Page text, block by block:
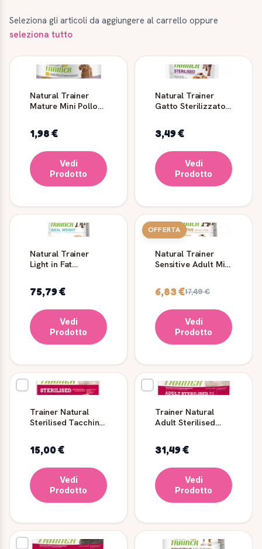
Seleziona gli articoli da aggiungere al carrello oppure
seleziona tutto
Natural Trainer
Mature Mini Pollo
1,98 €
Vedi
Prodotto
Natural Trainer
Gatto Sterilizzato
3,49 €
Vedi
Prodotto
Natural Trainer
Light in Fat
con Carni bianche
75,79 €
Vedi
Prodotto
OFFERTA
Natural Trainer
Sensitive Adult Mini
6,83 €17,49 €
Vedi
Prodotto
Trainer Natural
Sterilised Tacchino
15,00 €
Vedi
Prodotto
Trainer Natural
Adult Sterilised
31,49 €
Vedi
Prodotto